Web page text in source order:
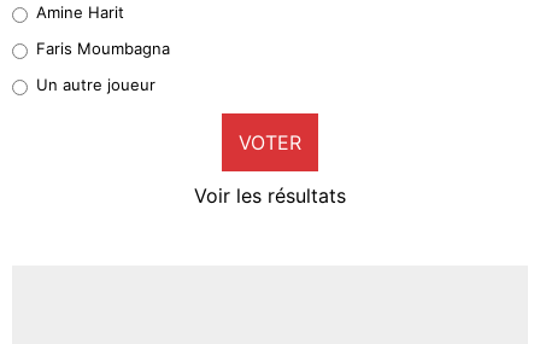
1%
9%
Amine Harit
Faris Moumbagna
Un autre joueur
VOTER
Voir les résultats